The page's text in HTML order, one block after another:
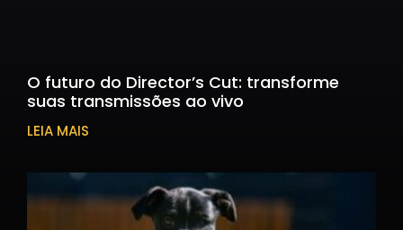
O futuro do Director’s Cut: transforme
suas transmissões ao vivo
LEIA MAIS